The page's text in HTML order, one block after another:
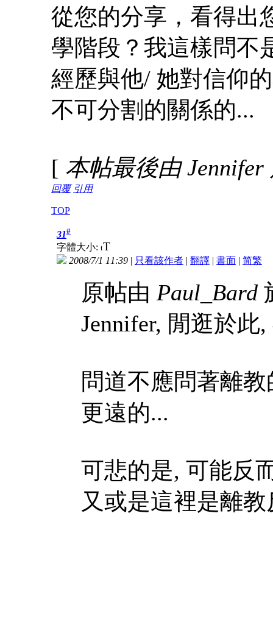
從您的分享，看得出
學階段？我這樣問不
經歷與他/ 她對信仰
不可分割的關係的...
[ 本帖最後由
回覆 引用
TOP
31#
字體大小: tT
2008/7/1 11:39 | 只看該作者 | 翻譯 | 書面 | 简繁
原帖由 Paul_Bard
Jennifer, 閒逛於此
問道不應問著離
更遠的...
可悲的是, 可能反
又或是這裡是離